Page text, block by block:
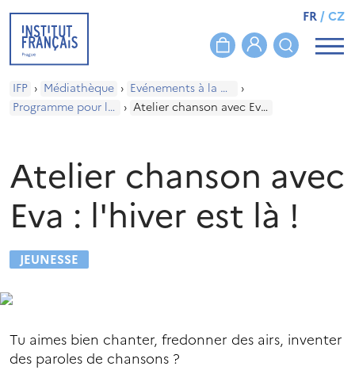
FR/CZ
IFP › Médiathèque › Evénements à la médiathèque
›
Programme pour les enfants › Atelier chanson avec Eva : l'hiver est là !
Atelier chanson avec
Eva : l'hiver est là !
JEUNESSE
Tu aimes bien chanter, fredonner des airs, inventer
des paroles de chansons ?